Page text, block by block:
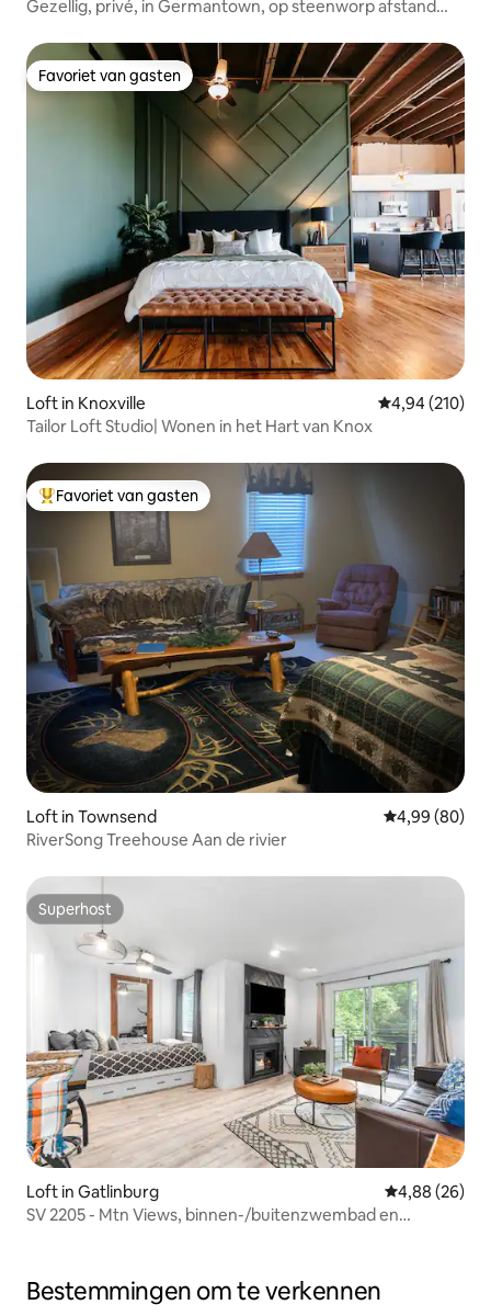
Gezellig, privé, in Germantown, op steenworp afstand
Favoriet van gasten
Favoriet van gasten
Loft in Knoxville Gemiddelde
4,94 (210)
Tailor Loft Studio| Wonen in het Hart van Knox
Topfavoriet van gasten
Favoriet van gasten
Loft in Townsend Gemiddelde
4,99 (80)
RiverSong Treehouse Aan de rivier
Superhost
Superhost
Loft in Gatlinburg Gemiddelde
4,88 (26)
SV 2205 - Mtn Views, binnen-/buitenzwembad en
Bestemmingen om te verkennen